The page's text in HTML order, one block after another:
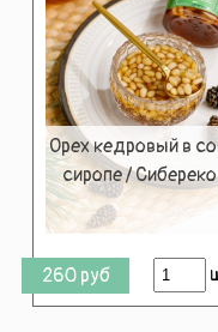
Орех кедровый в
сиропе / Сибереко
260 руб